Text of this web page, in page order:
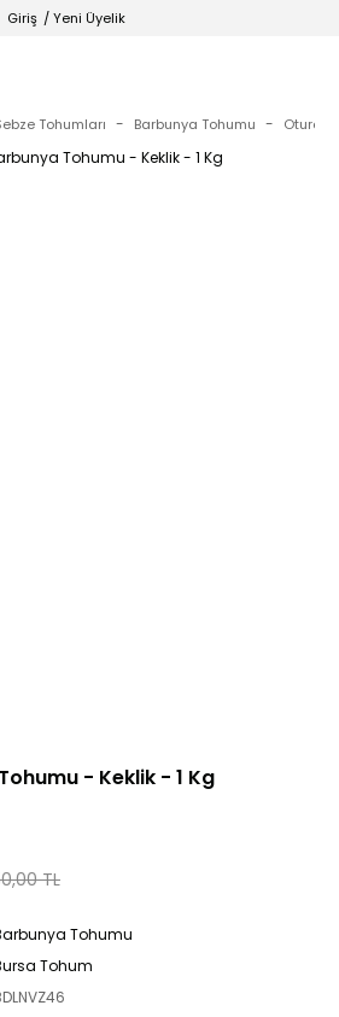
Giriş / Yeni Üyelik
Tohumları Barbunya Tohumu Oturak
- Keklik - 1 Kg
TL
Tohumu
Tohum